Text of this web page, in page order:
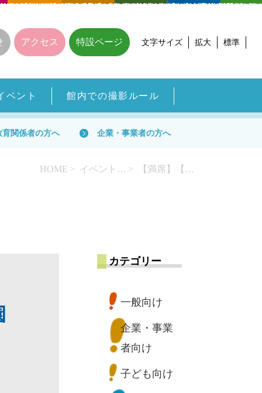
アクセス 特設ページ 文字サイズ 拡大 標準
ベント 館内での撮影ルール
育関係者の方へ 企業・事業者の方へ
HOME イベント一覧 【満席】【7/6～要申込・先着順】京都市動物園×さすてな京都～動物の標本をさわってみよう！～
カテゴリー
一般向け
企業・事業
者向け
子ども向け